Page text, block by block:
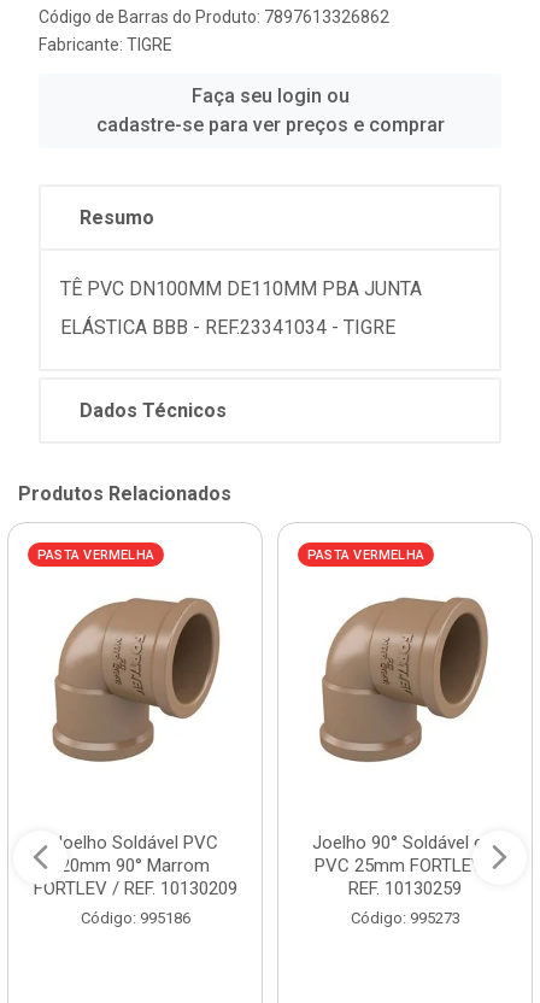
Código de Barras do Produto: 7897613326862
Fabricante: TIGRE
Faça seu login ou
cadastre-se para ver preços e comprar
Resumo
TÊ PVC DN100MM DE110MM PBA JUNTA
ELÁSTICA BBB - REF.23341034 - TIGRE
Dados Técnicos
Produtos Relacionados
PASTA VERMELHA
Joelho Soldável PVC
20mm 90° Marrom
FORTLEV / REF. 10130209
Código: 995186
PASTA VERMELHA
Joelho 90° Soldável em
PVC 25mm FORTLEV /
REF. 10130259
Código: 995273